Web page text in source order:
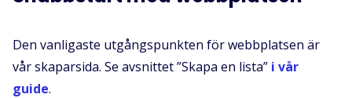
Den vanligaste utgångspunkten för webbplatsen är
vår skaparsida. Se avsnittet ”Skapa en lista” i vår
guide.